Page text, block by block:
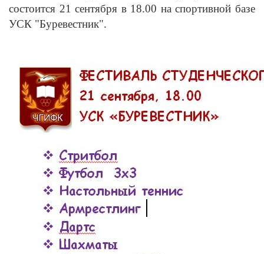
состоится 21 сентября в 18.00 на спортивной базе
УСК "Буревестник".